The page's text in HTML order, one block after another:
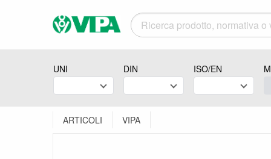
UNI DIN ISO/EN
ARTICOLI VIPA